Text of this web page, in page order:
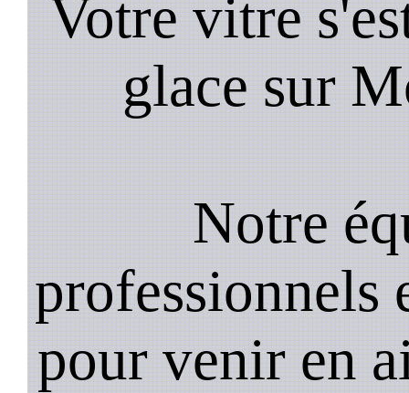
Votre vitre
glace sur
Notre
professionnels
pour venir en